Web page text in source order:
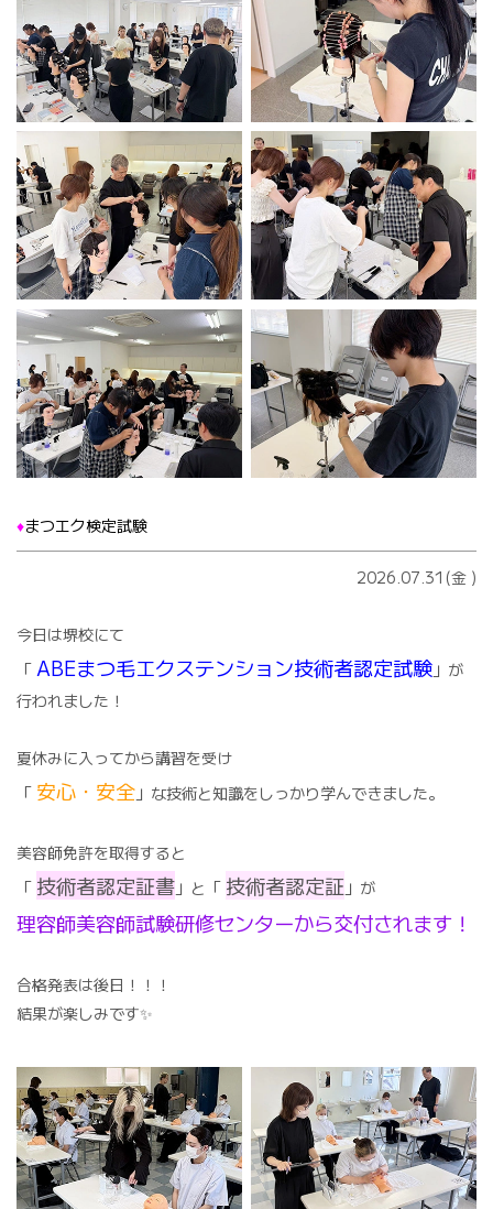
♦️まつエク検定試験
2026.07.31(金 )
今日は堺校にて
「 ABEまつ毛エクステンション技術者認定試験 」が
行われました！
夏休みに入ってから講習を受け
「 安心・安全 」な技術と知識をしっかり学んできました。
美容師免許を取得すると
「 技術者認定証書 」と「 技術者認定証 」が
理容師美容師試験研修センターから交付されます！
合格発表は後日！！！
結果が楽しみです✨